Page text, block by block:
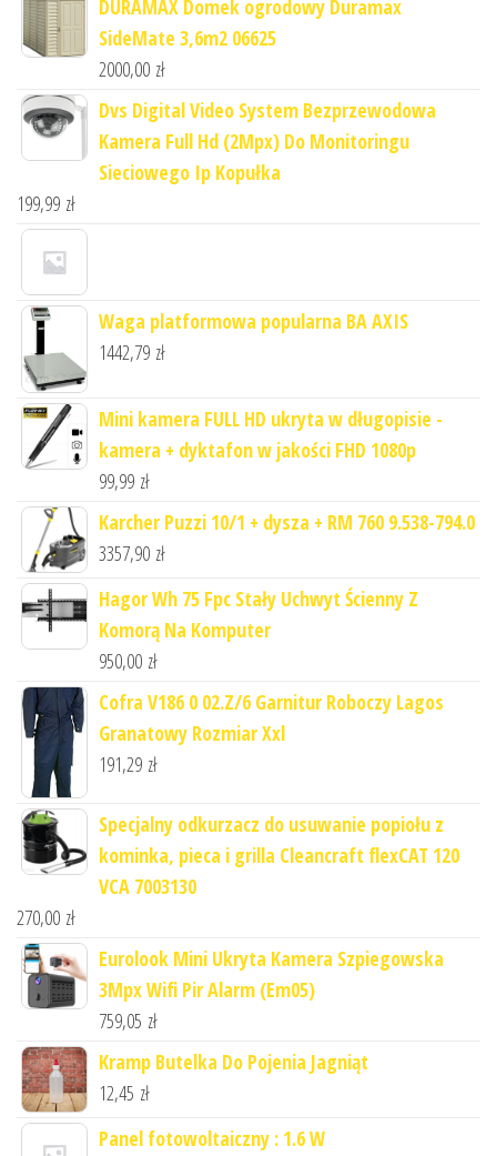
DURAMAX Domek ogrodowy Duramax
SideMate 3,6m2 06625
2000,00 zł
Dvs Digital Video System Bezprzewodowa
Kamera Full Hd (2Mpx) Do Monitoringu
Sieciowego Ip Kopułka
199,99 zł
Waga platformowa popularna BA AXIS
1442,79 zł
Mini kamera FULL HD ukryta w długopisie -
kamera + dyktafon w jakości FHD 1080p
99,99 zł
Karcher Puzzi 10/1 + dysza + RM 760 9.538-794.0
3357,90 zł
Hagor Wh 75 Fpc Stały Uchwyt Ścienny Z
Komorą Na Komputer
950,00 zł
Cofra V186 0 02.Z/6 Garnitur Roboczy Lagos
Granatowy Rozmiar Xxl
191,29 zł
Specjalny odkurzacz do usuwanie popiołu z
kominka, pieca i grilla Cleancraft flexCAT 120
VCA 7003130
270,00 zł
Eurolook Mini Ukryta Kamera Szpiegowska
3Mpx Wifi Pir Alarm (Em05)
759,05 zł
Kramp Butelka Do Pojenia Jagniąt
12,45 zł
Panel fotowoltaiczny : 1.6 W